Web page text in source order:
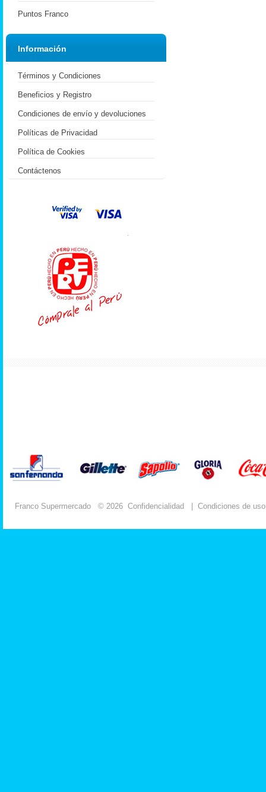
Puntos Franco
Información
Términos y Condiciones
Beneficios y Registro
Condiciones de envío y devoluciones
Políticas de Privacidad
Política de Cookies
Contáctenos
.
Franco Supermercado © 2026 Confidencialidad Condiciones de uso